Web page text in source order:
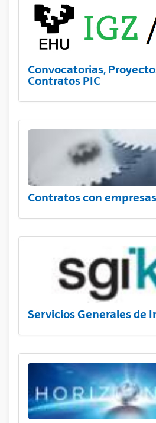
Convocatorias,
Contratos PIC
Contratos con
Servicios Generales de